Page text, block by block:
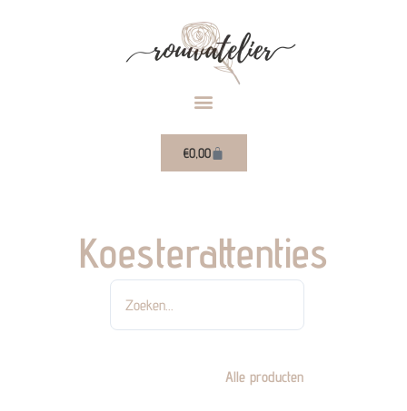
€0,00Winkelwagen
Koesterattenties
Alle producten